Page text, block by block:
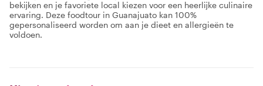
bekijken en je favoriete local kiezen voor een heerlijke culinaire
ervaring. Deze foodtour in Guanajuato kan 100%
gepersonaliseerd worden om aan je dieet en allergieën te
voldoen.